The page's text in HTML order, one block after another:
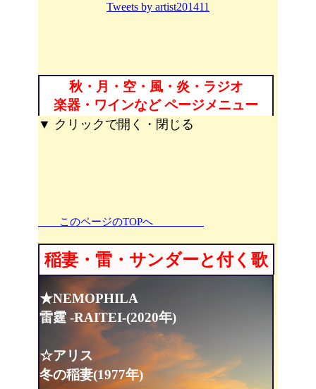
Tweets by artist201411
秋・月・空・風・炎・ラジオ
楽器・ワインなど ページメニュー
▼ クリックで開く・閉じる
このページのTOPへ
稲妻・雷・サンダーと付く歌
★NEMOPHILA
雷霆 -RAITEI-(2020年)
☆アリス
冬の稲妻(1977年)